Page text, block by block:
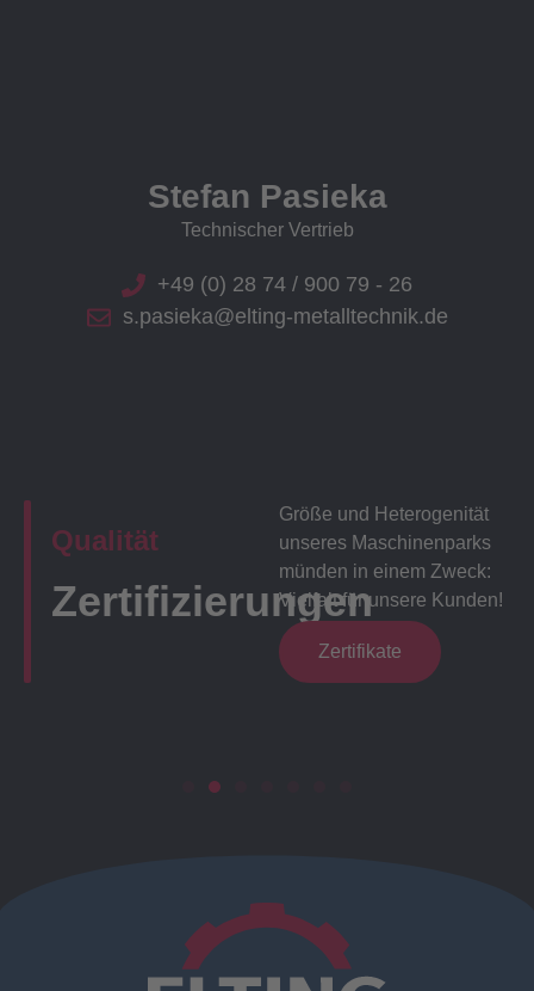
Stefan Pasieka
Technischer Vertrieb
+49 (0) 28 74 / 900 79 - 26
s.pasieka@elting-metalltechnik.de
Qualität
Zertifizierungen
Größe und Heterogenität
unseres Maschinenparks
münden in einem Zweck:
Vielfalt für unsere Kunden!
Zertifikate